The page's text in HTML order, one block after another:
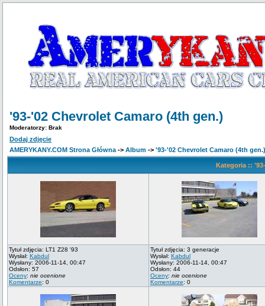
'93-'02 Chevrolet Camaro (4th gen.)
Moderatorzy: Brak
Dodaj zdjęcie
AMERYKANY.COM Strona Główna -> Album -> '93-'02 Chevrolet Camaro (4th gen.)
Kategoria ::
Tytuł zdjęcia: LT1 Z28 '93
Wysłał: Kabdul
Wysłany: 2006-11-14, 00:47
Odsłon: 57
Oceny: nie ocenione
Komentarze: 0
Tytuł zdjęcia: 3 generacje
Wysłał: Kabdul
Wysłany: 2006-11-14, 00:47
Odsłon: 44
Oceny: nie ocenione
Komentarze: 0